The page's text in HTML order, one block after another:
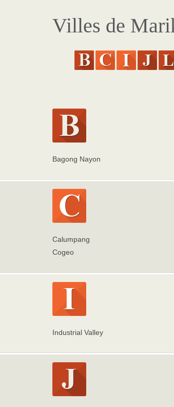
Villes de
Bagong Nayon
Calumpang
Cogeo
Industrial Valley